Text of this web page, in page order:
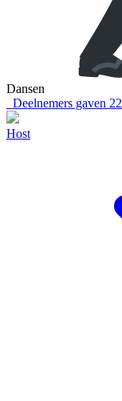
Dansen
Deelnemers gaven 22
Host